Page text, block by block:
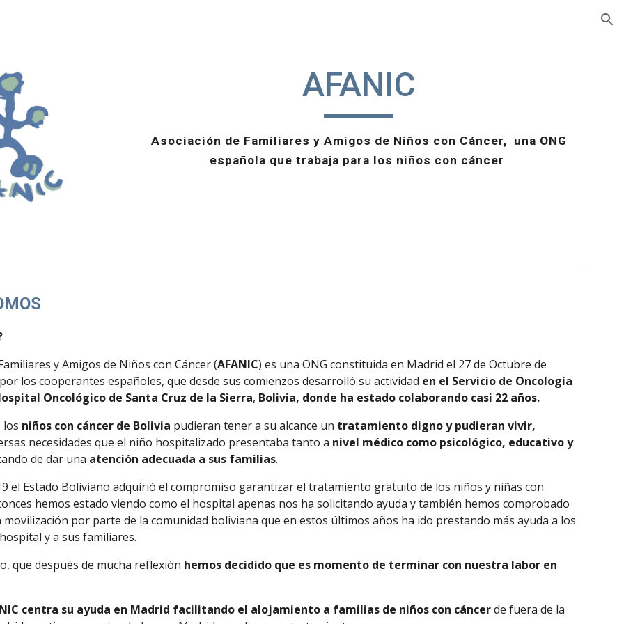
AFANIC
Asociación de Familiares y Amigos de Niños con Cáncer, una ONG
española que trabaja para los niños con cáncer
y Amigos de Niños con Cáncer (AFANIC) es una ONG constituida en Madrid el 27 de Octubre de
los cooperantes españoles, que desde sus comienzos desarrolló su actividad en el Servicio de Oncología
Oncológico de Santa Cruz de la Sierra, Bolivia, donde ha estado colaborando casi 22 años.
los niños con cáncer de Bolivia pudieran tener a su alcance un tratamiento digno y pudieran vivir,
necesidades que el niño hospitalizado presentaba tanto a nivel médico como psicológico, educativo y
de dar una atención adecuada a sus familias.
el Estado Boliviano adquirió el compromiso garantizar el tratamiento gratuito de los niños y niñas con
hemos estado viendo como el hospital apenas nos ha solicitando ayuda y también hemos comprobado
por parte de la comunidad boliviana que en estos últimos años ha ido prestando más ayuda a los
y a sus familiares.
que después de mucha reflexión hemos decidido que es momento de terminar con nuestra labor en
centra su ayuda en Madrid facilitando el alojamiento a familias de niños con cáncerde fuera de la